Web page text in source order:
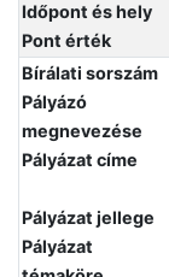
Időpont és hely
Pont érték
Bírálati sorszám
Pályázó
megnevezése
Pályázat címe
Pályázat jellege
Pályázat